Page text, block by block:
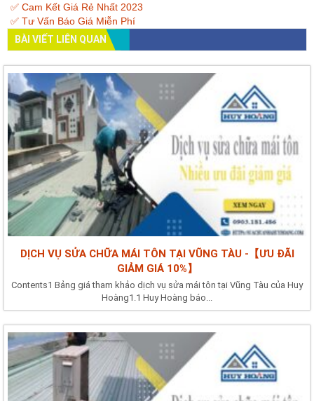
✅ Cam Kết Giá Rẻ Nhất 2023
✅ Tư Vấn Báo Giá Miễn Phí
BÀI VIẾT LIÊN QUAN
DỊCH VỤ SỬA CHỮA MÁI TÔN TẠI VŨNG TÀU -【ƯU ĐÃI
GIẢM GIÁ 10%】
Contents1 Bảng giá tham khảo dịch vụ sửa mái tôn tại Vũng Tàu của Huy
Hoàng1.1 Huy Hoàng báo...